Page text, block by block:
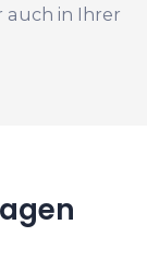
auch in Ihrer